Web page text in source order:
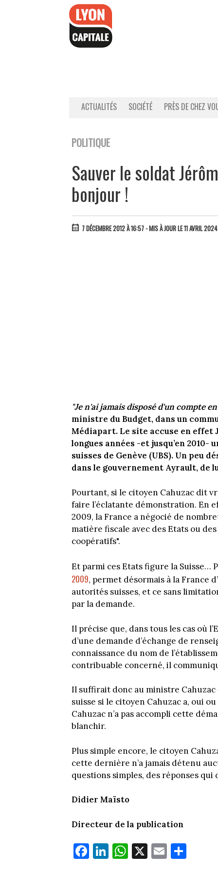
ACTUALITÉS SOCIÉTÉ PRÈS DE CHEZ
POLITIQUE
Sauver le soldat
bonjour !
7 DÉCEMBRE 2012 À 16:57 - MIS À JOUR LE 11 AVRIL
"Je n'ai jamais disposé d'un compte
ministre du Budget, dans un
Médiapart. Le site accuse en effet
longues années -et jusqu’en 2010-
suisses de Genève (UBS). Un peu
dans le gouvernement Ayrault, de
Pourtant, si le citoyen Cahuzac dit
faire l’éclatante démonstration. En
2009, la France a négocié de
matière fiscale avec des Etats ou
coopératifs".
Et parmi ces Etats figure la Suisse…
2009, permet désormais à la France
autorités suisses, et ce sans
par la demande.
Il précise que, dans tous les cas où
d’une demande d’échange de
connaissance du nom de
contribuable concerné, il
Il suffirait donc au ministre
suisse si le citoyen Cahuzac a, oui
Cahuzac n’a pas accompli cette
blanchir.
Plus simple encore, le citoyen
cette dernière n’a jamais détenu
questions simples, des réponses
Didier Maïsto
Directeur de la publication
Fa
ce
Li
nk
W
ha
X E
m